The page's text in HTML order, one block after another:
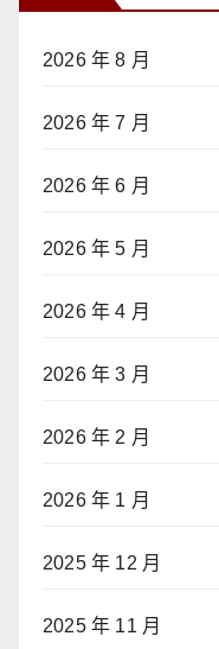
2026 年 8 月
2026 年 7 月
2026 年 6 月
2026 年 5 月
2026 年 4 月
2026 年 3 月
2026 年 2 月
2026 年 1 月
2025 年 12 月
2025 年 11 月